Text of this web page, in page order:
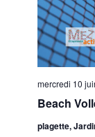
Beach
mercredi 10
plagette,